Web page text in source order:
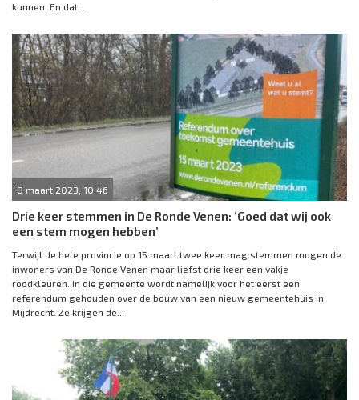
kunnen. En dat...
8 maart 2023, 10:46
Drie keer stemmen in De Ronde Venen: ‘Goed dat wij ook
een stem mogen hebben’
Terwijl de hele provincie op 15 maart twee keer mag stemmen mogen de
inwoners van De Ronde Venen maar liefst drie keer een vakje
roodkleuren. In die gemeente wordt namelijk voor het eerst een
referendum gehouden over de bouw van een nieuw gemeentehuis in
Mijdrecht. Ze krijgen de...